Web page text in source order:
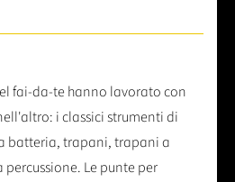
fai-da-te hanno lavorato con
i classici strumenti di
batteria, trapani, trapani a
Le punte per